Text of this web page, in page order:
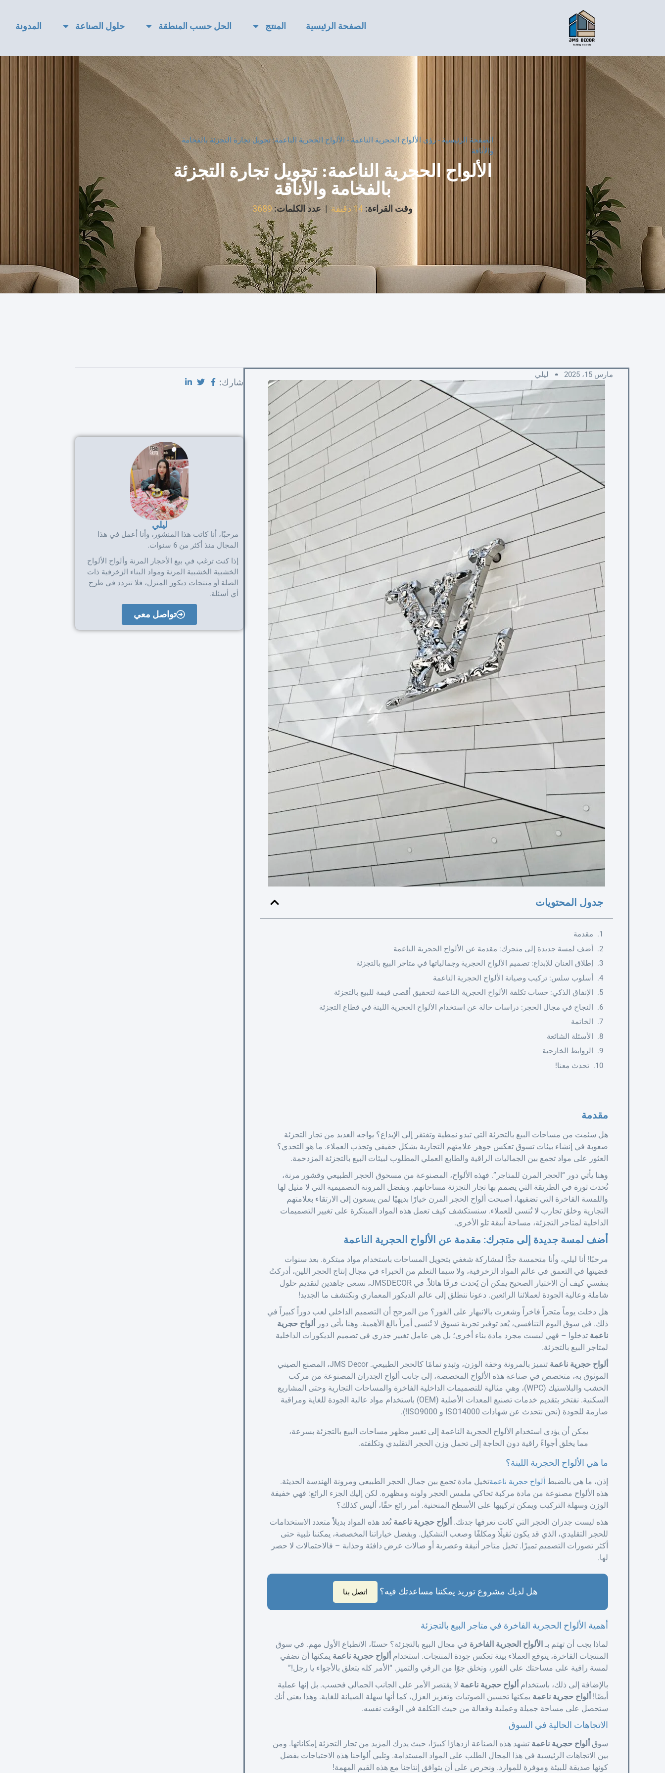
الصفحة الرئيسية المنتج الحل حسب المنطقة حلول الصناعة المدونة
الصفحة الرئيسية - رؤى الألواح الحجرية الناعمة-الألواح الحجرية الناعمة: تحويل تجارة التجزئة بالفخامة
والأناقة
الألواح الحجرية الناعمة: تحويل تجارة التجزئة
بالفخامة والأناقة
وقت القراءة: 14 دقيقة |عدد الكلمات: 3689
مارس 15، 2025 ليلي
جدول المحتويات
مقدمة
أضف لمسة جديدة إلى متجرك: مقدمة عن الألواح الحجرية الناعمة
إطلاق العنان للإبداع: تصميم الألواح الحجرية وجمالياتها في متاجر البيع بالتجزئة
أسلوب سلس: تركيب وصيانة الألواح الحجرية الناعمة
الإنفاق الذكي: حساب تكلفة الألواح الحجرية الناعمة لتحقيق أقصى قيمة للبيع بالتجزئة
النجاح في مجال الحجر: دراسات حالة عن استخدام الألواح الحجرية اللينة في قطاع التجزئة
الخاتمة
الأسئلة الشائعة
الروابط الخارجية
تحدث معنا!
مقدمة
هل سئمت من مساحات البيع بالتجزئة التي تبدو نمطية وتفتقر إلى الإبداع؟ يواجه العديد من تجار التجزئة
صعوبة في إنشاء بيئات تسوق تعكس جوهر علامتهم التجارية بشكل حقيقي وتجذب العملاء. ما هو التحدي؟
العثور على مواد تجمع بين الجماليات الراقية والطابع العملي المطلوب لبيئات البيع بالتجزئة المزدحمة.
وهنا يأتي دور “الحجر المرن للمتاجر”. فهذه الألواح، المصنوعة من مسحوق الحجر الطبيعي وقشور مرنة،
تُحدث ثورة في الطريقة التي يصمم بها تجار التجزئة مساحاتهم. وبفضل المرونة التصميمية التي لا مثيل لها
واللمسة الفاخرة التي تضفيها، أصبحت ألواح الحجر المرن خيارًا بديهيًا لمن يسعون إلى الارتقاء بعلامتهم
التجارية وخلق تجارب لا تُنسى للعملاء. سنستكشف كيف تعمل هذه المواد المبتكرة على تغيير التصميمات
الداخلية لمتاجر التجزئة، مساحة أنيقة تلو الأخرى.
أضف لمسة جديدة إلى متجرك: مقدمة عن الألواح الحجرية الناعمة
مرحبًا! أنا ليلي، وأنا متحمسة جدًّا لمشاركة شغفي بتحويل المساحات باستخدام مواد مبتكرة. بعد سنوات
قضيتها في التعمق في عالم المواد الزخرفية، ولا سيما التعلم من الخبراء في مجال إنتاج الحجر اللين، أدركتُ
بنفسي كيف أن الاختيار الصحيح يمكن أن يُحدث فرقًا هائلاً. في JMSDECOR، نسعى جاهدين لتقديم حلول
شاملة وعالية الجودة لعملائنا الرائعين. دعونا ننطلق إلى عالم الديكور المعماري ونكتشف ما الجديد!
هل دخلت يوماً متجراً فاخراً وشعرت بالانبهار على الفور؟ من المرجح أن التصميم الداخلي لعب دوراً كبيراً في
ذلك. في سوق اليوم التنافسي، يُعد توفير تجربة تسوق لا تُنسى أمراً بالغ الأهمية. وهنا يأتي دور ألواح حجرية
ناعمة تدخلوا – فهي ليست مجرد مادة بناء أخرى؛ بل هي عامل تغيير جذري في تصميم الديكورات الداخلية
لمتاجر البيع بالتجزئة.
ألواح حجرية ناعمة
تتميز بالمرونة وخفة الوزن، وتبدو تمامًا كالحجر الطبيعي. JMS Decor، المصنع الصيني
الموثوق به، متخصص في صناعة هذه الألواح المخصصة، إلى جانب ألواح الجدران المصنوعة من مركب
الخشب والبلاستيك (WPC)، وهي مثالية للتصميمات الداخلية الفاخرة والمساحات التجارية وحتى المشاريع
السكنية. نفتخر بتقديم خدمات تصنيع المعدات الأصلية (OEM) باستخدام مواد عالية الجودة للغاية ومراقبة
صارمة للجودة (نحن نتحدث عن شهادات ISO14000 و ISO9000!).
يمكن أن يؤدي استخدام الألواح الحجرية الناعمة إلى تغيير مظهر مساحات البيع بالتجزئة بسرعة،
مما يخلق أجواءً راقية دون الحاجة إلى تحمل وزن الحجر التقليدي وتكلفته.
ما هي الألواح الحجرية اللينة؟
إذن، ما هي بالضبط ألواح حجرية ناعمةتخيل مادة تجمع بين جمال الحجر الطبيعي ومرونة الهندسة الحديثة.
هذه الألواح مصنوعة من مادة مركبة تحاكي ملمس الحجر ولونه ومظهره. لكن إليك الجزء الرائع: فهي خفيفة
الوزن وسهلة التركيب ويمكن تركيبها على الأسطح المنحنية. أمر رائع حقًا، أليس كذلك؟
هذه ليست جدران الحجر التي كانت تعرفها جدتك. ألواح حجرية ناعمة تُعد هذه المواد بديلاً متعدد الاستخدامات
للحجر التقليدي، الذي قد يكون ثقيلًا ومكلفًا وصعب التشكيل. وبفضل خياراتنا المخصصة، يمكننا تلبية حتى
أكثر تصورات التصميم تميزًا. تخيل متاجر أنيقة وعصرية أو صالات عرض دافئة وجذابة – فالاحتمالات لا حصر
لها.
هل لديك مشروع توريد يمكننا مساعدتك فيه؟ اتصل بنا
أهمية الألواح الحجرية الفاخرة في متاجر البيع بالتجزئة
لماذا يجب أن تهتم بـ الألواح الحجرية الفاخرة في مجال البيع بالتجزئة؟ حسنًا، الانطباع الأول مهم. في سوق
المنتجات الفاخرة، يتوقع العملاء بيئة تعكس جودة المنتجات. استخدام ألواح حجرية ناعمة يمكنها أن تضفي
لمسة راقية على مساحتك على الفور، وتخلق جوًا من الرقي والتميز. “الأمر كله يتعلق بالأجواء يا رجل!”
بالإضافة إلى ذلك، باستخدام ألواح حجرية ناعمة لا يقتصر الأمر على الجانب الجمالي فحسب. بل إنها عملية
أيضًا! ألواح حجرية ناعمة يمكنها تحسين الصوتيات وتعزيز العزل، كما أنها سهلة الصيانة للغاية. وهذا يعني أنك
ستحصل على مساحة جميلة وعملية وفعالة من حيث التكلفة في الوقت نفسه.
الاتجاهات الحالية في السوق
سوق ألواح حجرية ناعمة تشهد هذه الصناعة ازدهارًا كبيرًا، حيث يدرك المزيد من تجار التجزئة إمكاناتها. ومن
بين الاتجاهات الرئيسية في هذا المجال الطلب على المواد المستدامة. وتلبي ألواحنا هذه الاحتياجات بفضل
كونها صديقة للبيئة وموفرة للموارد. ونحرص على أن يتوافق إنتاجنا مع هذه القيم المهمة!
شارك:
ليلي
مرحبًا، أنا كاتب هذا المنشور، وأنا أعمل في هذا
المجال منذ أكثر من 6 سنوات.
إذا كنت ترغب في بيع الأحجار المرنة وألواح الألواح
الخشبية الخشبية المرنة ومواد البناء الزخرفية ذات
الصلة أو منتجات ديكور المنزل، فلا تتردد في طرح
أي أسئلة.
تواصل معي